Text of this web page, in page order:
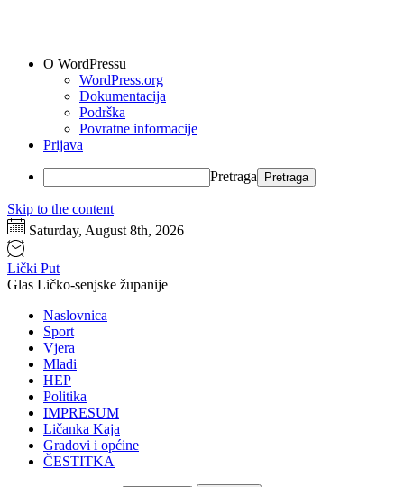
O WordPressu
WordPress.org
Dokumentacija
Podrška
Povratne informacije
Prijava
Pretraga
Skip to the content
Saturday, August 8th, 2026
Lički Put
Glas Ličko-senjske županije
Naslovnica
Sport
Vjera
Mladi
HEP
Politika
IMPRESUM
Ličanka Kaja
Gradovi i općine
ČESTITKA